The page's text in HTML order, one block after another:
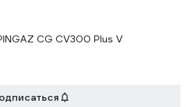
CG CV300 Plus V